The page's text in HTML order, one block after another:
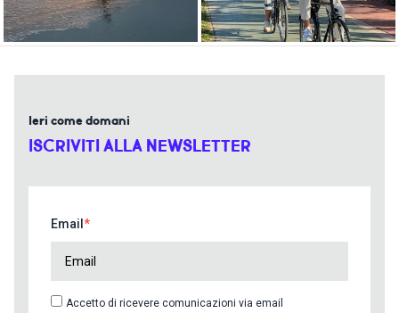
Ieri come domani
ISCRIVITI ALLA NEWSLETTER
Email
Accetto di ricevere comunicazioni via email